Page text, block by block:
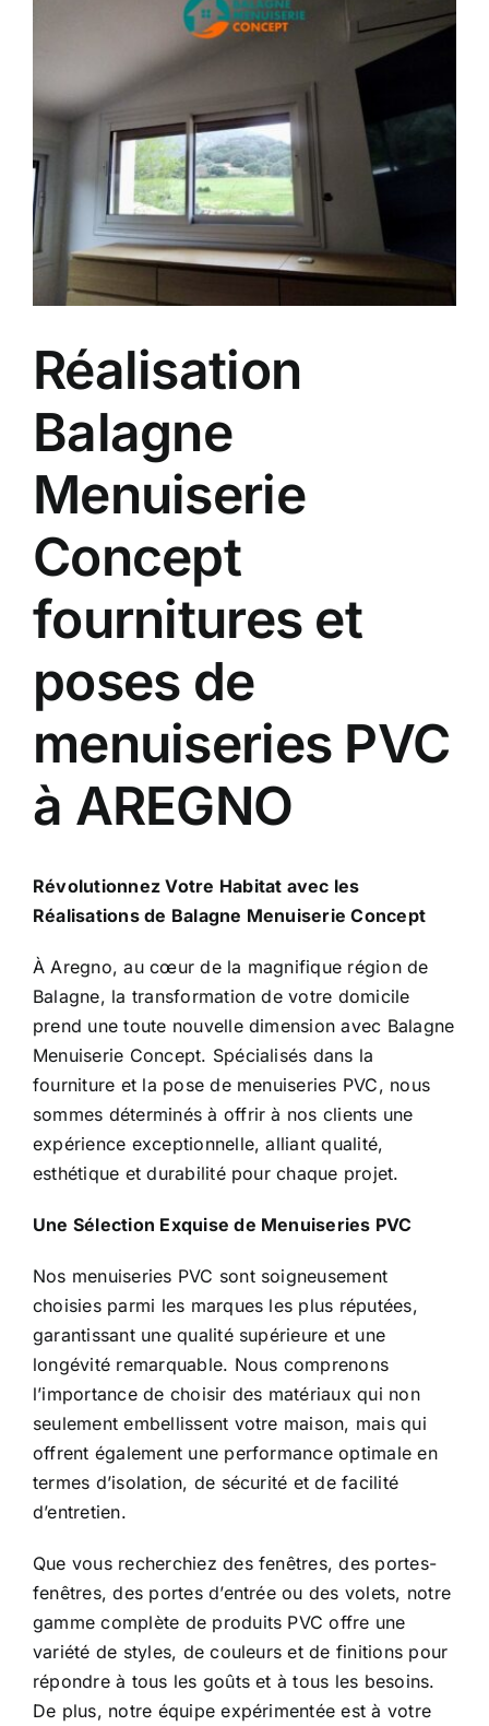
Clients
Réalisation
Balagne
Menuiserie
Concept
fournitures et
poses de
menuiseries PVC
à AREGNO
Révolutionnez Votre Habitat avec les
Réalisations de Balagne Menuiserie Concept
À Aregno, au cœur de la magnifique région de
Balagne, la transformation de votre domicile
prend une toute nouvelle dimension avec Balagne
Menuiserie Concept. Spécialisés dans la
fourniture et la pose de menuiseries PVC, nous
sommes déterminés à offrir à nos clients une
expérience exceptionnelle, alliant qualité,
esthétique et durabilité pour chaque projet.
Une Sélection Exquise de Menuiseries PVC
Nos menuiseries PVC sont soigneusement
choisies parmi les marques les plus réputées,
garantissant une qualité supérieure et une
longévité remarquable. Nous comprenons
l’importance de choisir des matériaux qui non
seulement embellissent votre maison, mais qui
offrent également une performance optimale en
termes d’isolation, de sécurité et de facilité
d’entretien.
Que vous recherchiez des fenêtres, des portes-
fenêtres, des portes d’entrée ou des volets, notre
gamme complète de produits PVC offre une
variété de styles, de couleurs et de finitions pour
répondre à tous les goûts et à tous les besoins.
De plus, notre équipe expérimentée est à votre